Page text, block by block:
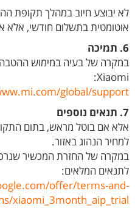
לא יבוצע חיוב במהלך תקופת
אוטומטית בתשלום חודשי, אלא
6. תמיכה
במקרה של בעיה במימוש
Xiaomi:
global/support
7. תנאים נוספים
אלא אם בוטל מראש, בתום
למחיר הנהוג באזור.
במקרה של החזרת המכשיר שנרכש
לתנאים המלאים:
offer/terms-and-
xiaomi_3month_aip_trial